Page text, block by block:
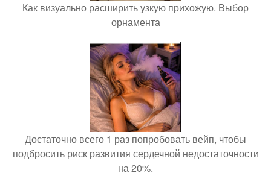
Как визуально расширить узкую прихожую. Выбор
орнамента
Достаточно всего 1 раз попробовать вейп, чтобы
подбросить риск развития сердечной недостаточности
на 20%.